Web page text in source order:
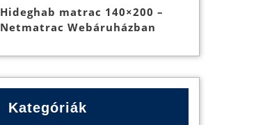
Hideghab matrac 140×200 –
Netmatrac Webáruházban
Kategóriák